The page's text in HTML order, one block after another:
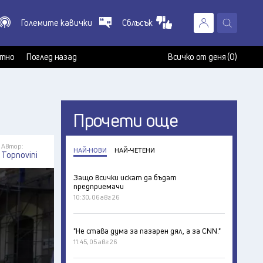
X
Големите кавички Сблъсък
Поглед назад Всичко от деня (0)
Автор:
Topnovini
Прочети още
НАЙ-НОВИ НАЙ-ЧЕТЕНИ
Защо всички искат да бъдат
предприемачи
10:30, 06 авг 26
"Не става дума за пазарен дял, а за CNN."
11:45, 05 авг 26